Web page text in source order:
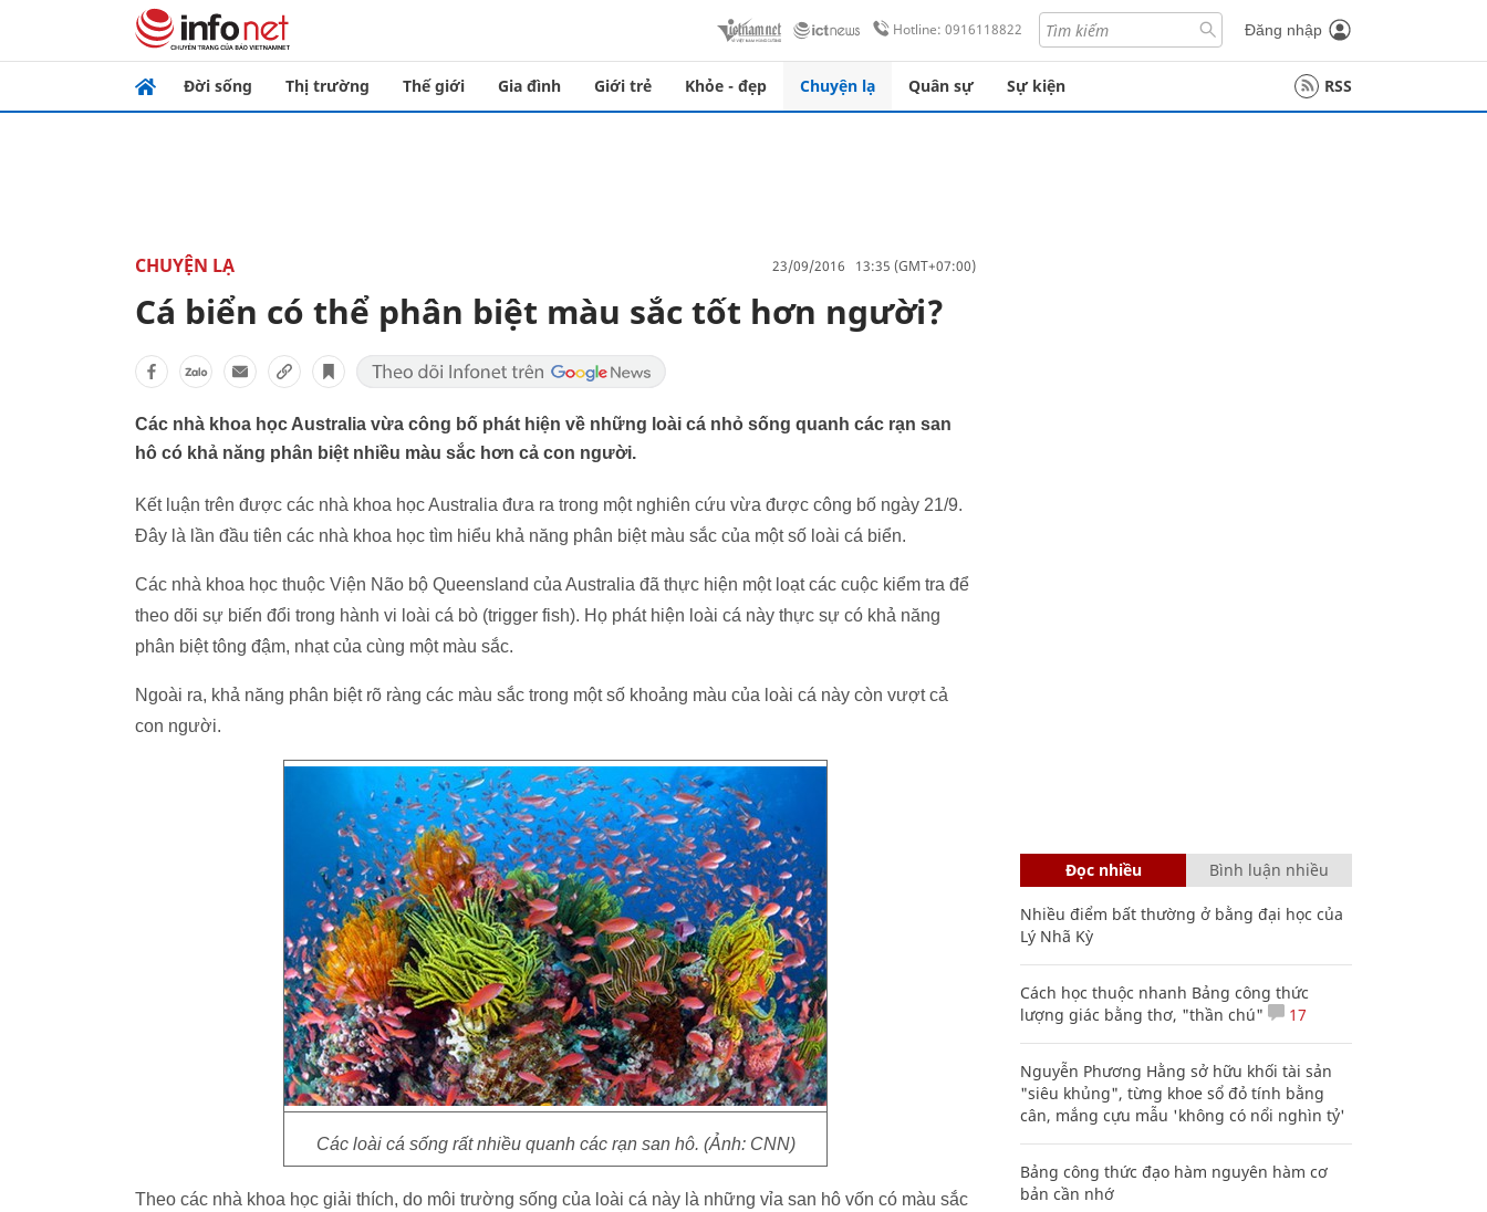
Hotline: 0916118822 Đăng nhập
Đời sống Thị trường Thế giới Gia đình Giới trẻ Khỏe - đẹp Chuyện lạ Quân sự Sự kiện RSS
CHUYỆN LẠ 23/09/2016 13:35 (GMT+07:00)
Cá biển có thể phân biệt màu sắc tốt hơn người?
Các nhà khoa học Australia vừa công bố phát hiện về những loài cá nhỏ sống quanh các rạn san
hô có khả năng phân biệt nhiều màu sắc hơn cả con người.
Kết luận trên được các nhà khoa học Australia đưa ra trong một nghiên cứu vừa được công bố ngày 21/9.
Đây là lần đầu tiên các nhà khoa học tìm hiểu khả năng phân biệt màu sắc của một số loài cá biển.
Các nhà khoa học thuộc Viện Não bộ Queensland của Australia đã thực hiện một loạt các cuộc kiểm tra để
theo dõi sự biến đổi trong hành vi loài cá bò (trigger fish). Họ phát hiện loài cá này thực sự có khả năng
phân biệt tông đậm, nhạt của cùng một màu sắc.
Ngoài ra, khả năng phân biệt rõ ràng các màu sắc trong một số khoảng màu của loài cá này còn vượt cả
con người.
Các loài cá sống rất nhiều quanh các rạn san hô. (Ảnh: CNN)
Theo các nhà khoa học giải thích, do môi trường sống của loài cá này là những vỉa san hô vốn có màu sắc
Đọc nhiều Bình luận nhiều
Nhiều điểm bất thường ở bằng đại học của
Lý Nhã Kỳ
Cách học thuộc nhanh Bảng công thức
lượng giác bằng thơ, "thần chú"
17
Nguyễn Phương Hằng sở hữu khối tài sản
"siêu khủng", từng khoe sổ đỏ tính bằng
cân, mắng cựu mẫu 'không có nổi nghìn tỷ'
Bảng công thức đạo hàm nguyên hàm cơ
bản cần nhớ